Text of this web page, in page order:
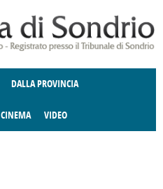
DALLA PROVINCIA
CINEMA VIDEO